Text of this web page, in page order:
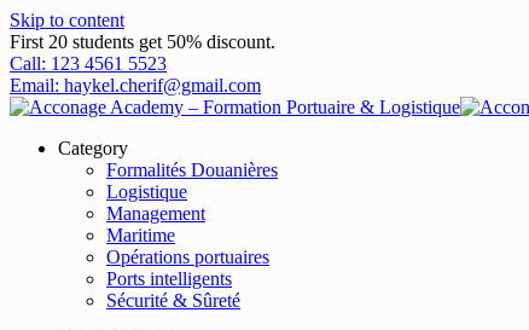
Skip to content
First 20 students get 50% discount.
Call: 123 4561 5523
Email: haykel.cherif@gmail.com
Category
Formalités Douanières
Logistique
Management
Maritime
Opérations portuaires
Ports intelligents
Sécurité & Sûreté